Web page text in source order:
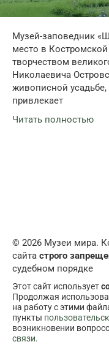
Музей-заповедник
место в
творчеством
Николаевича
живописной
привлекает
Читать полностью
© 2026 Музеи мира.
сайта строго
судебном порядке
Этот сайт использует
Продолжая
на работу с этими
пункты
возникновении
связи.